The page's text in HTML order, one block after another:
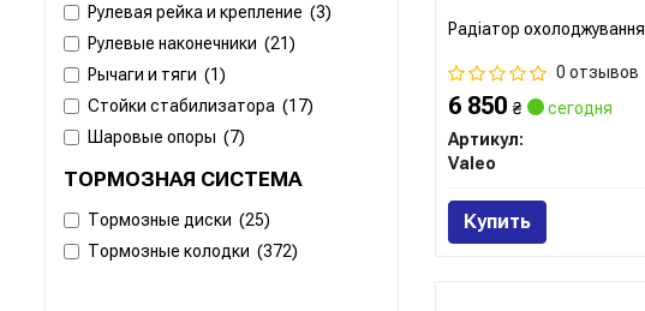
Рулевая рейка и крепление (3)
Рулевые наконечники (21)
Рычаги и тяги (1)
Стойки стабилизатора (17)
Шаровые опоры (7)
ТОРМОЗНАЯ СИСТЕМА
Тормозные диски (25)
Тормозные колодки (372)
Радіатор охолоджування
0 отзывов
6 850 ₴
сегодня
Артикул:
Valeo
Купить